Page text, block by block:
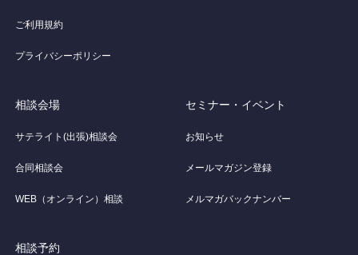
ご利用規約
プライバシーポリシー
相談会場
サテライト(出張)相談会
合同相談会
WEB（オンライン）相談
セミナー・イベント
お知らせ
メールマガジン登録
メルマガバックナンバー
相談予約